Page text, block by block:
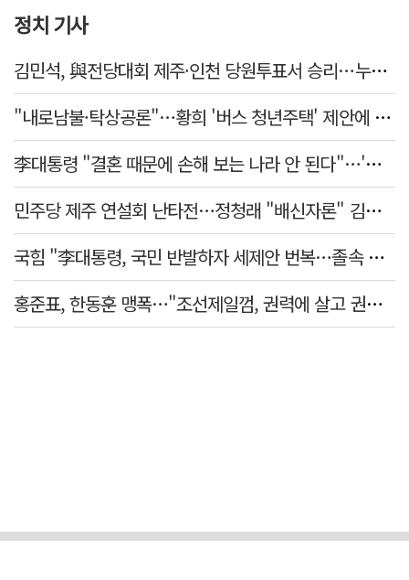
정치 기사
김민석, 與전당대회 제주·인천 당원투표서 승리…누적 득표는 '초박빙'
"내로남불·탁상공론"…황희 '버스 청년주택' 제안에 與 내부서도 쓴소리
李대통령 "결혼 때문에 손해 보는 나라 안 된다"…'결혼 페널티' 22개 손본다
민주당 제주 연설회 난타전…정청래 "배신자론" 김민석 "관리 무능"
국힘 "李대통령, 국민 반발하자 세제안 번복…졸속 국정 즉각 중단"
홍준표, 한동훈 맹폭…"조선제일껌, 권력에 살고 권력에 죽었다"